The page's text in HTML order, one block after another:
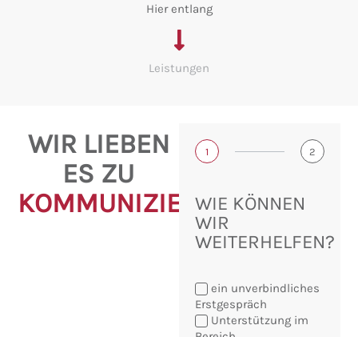
Hier entlang
Leistungen
WIR LIEBEN
ES ZU
KOMMUNIZIEREN!
1 2
WIE KÖNNEN
WIR
WEITERHELFEN?
ein unverbindliches
Erstgespräch
Unterstützung im